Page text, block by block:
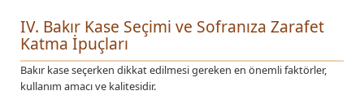
IV. Bakır Kase Seçimi ve Sofranıza Zarafet
Katma İpuçları
Bakır kase seçerken dikkat edilmesi gereken en önemli faktörler,
kullanım amacı ve kalitesidir.